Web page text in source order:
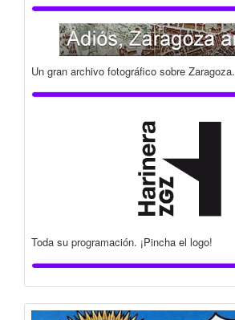
Un gran archivo fotográfico sobre Zaragoza.
Toda su programación. ¡Pincha el logo!